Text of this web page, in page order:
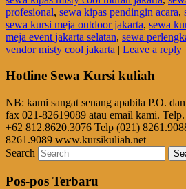
profesional, sewa kipas pendingin acara,
sewa kursi meja outdoor jakarta, sewa
meja event jakarta selatan, sewa
vendor misty cool jakarta | Leave a reply
Hotline Sewa Kursi kuliah
NB: kami sangat senang apabila P.O.
fax 021-82619089 atau email kami.
+62 812.8620.3076 Telp (021)
8261.9089 www.kursikuliah.net
Search
Pos-pos Terbaru